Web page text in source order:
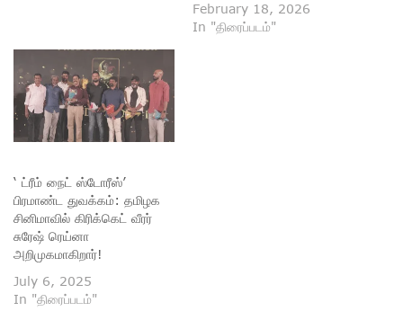
February 18, 2026
In "திரைப்படம்"
‘ ட்ரீம் நைட் ஸ்டோரீஸ்’
பிரமாண்ட துவக்கம்: தமிழக
சினிமாவில் கிரிக்கெட் வீரர்
சுரேஷ் ரெய்னா
அறிமுகமாகிறார்!
July 6, 2025
In "திரைப்படம்"